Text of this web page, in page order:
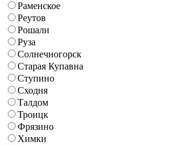
Раменское
Реутов
Рошали
Руза
Солнечногорск
Старая Купавна
Ступино
Сходня
Талдом
Троицк
Фрязино
Химки